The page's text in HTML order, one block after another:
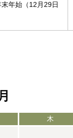
年始（12月29日
木